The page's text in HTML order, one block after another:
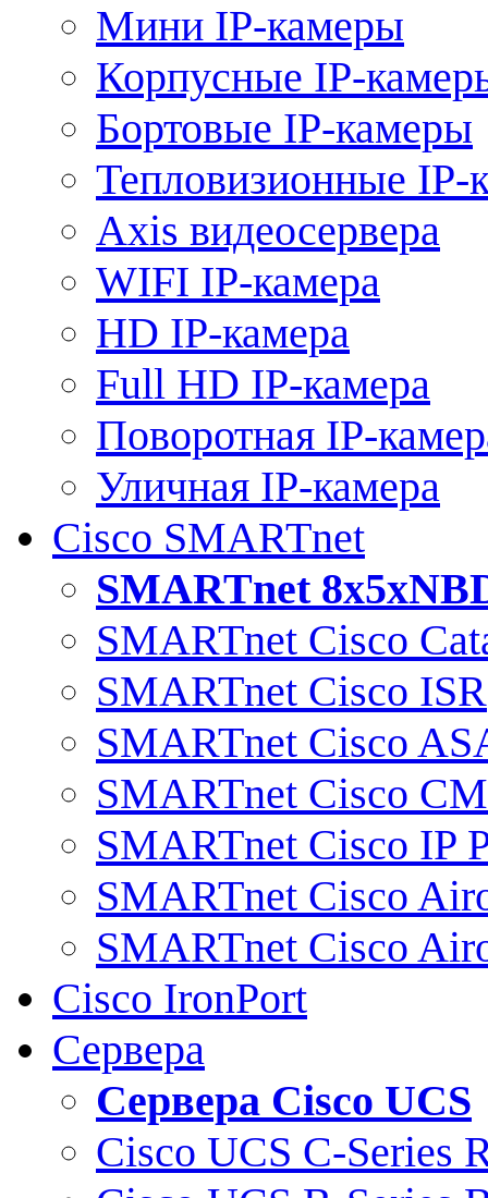
Мини IP-камеры
Корпусные IP-
Бортовые IP-камеры
Тепловизионные IP-
Axis видеосервера
WIFI IP-камера
HD IP-камера
Full HD IP-камера
Поворотная IP-
Уличная IP-камера
Cisco SMARTnet
SMARTnet
SMARTnet Cisco
SMARTnet Cisco ISR
SMARTnet Cisco
SMARTnet Cisco
SMARTnet Cisco IP
SMARTnet Cisco
SMARTnet Cisco
Cisco IronPort
Сервера
Сервера Cisco UCS
Cisco UCS C-Series